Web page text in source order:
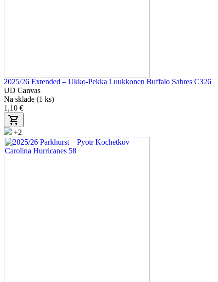
2025/26 Extended – Ukko-Pekka Luukkonen Buffalo Sabres C326
UD Canvas
Na sklade (1 ks)
1,10 €
+2